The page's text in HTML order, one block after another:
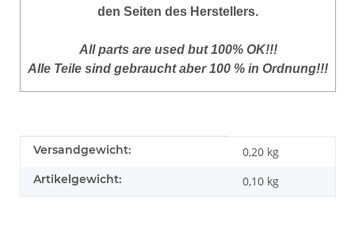
den Seiten des Herstellers.
All parts are used but 100% OK!!!
Alle Teile sind gebraucht aber 100 % in Ordnung!!!
Produkteigenschaft
Wert
Versandgewicht: 0,20 kg
Artikelgewicht: 0,10 kg